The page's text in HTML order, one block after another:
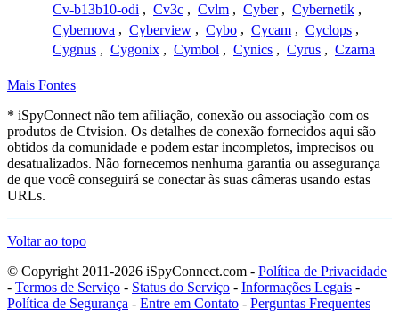
Cv-b13b10-odi , Cv3c , Cvlm , Cyber , Cybernetik ,
Cybernova , Cyberview , Cybo , Cycam , Cyclops ,
Cygnus , Cygonix , Cymbol , Cynics , Cyrus , Czarna
Mais Fontes
* iSpyConnect não tem afiliação, conexão ou associação com os
produtos de Ctvision. Os detalhes de conexão fornecidos aqui são
obtidos da comunidade e podem estar incompletos, imprecisos ou
desatualizados. Não fornecemos nenhuma garantia ou assegurança
de que você conseguirá se conectar às suas câmeras usando estas
URLs.
Voltar ao topo
© Copyright 2011-2026 iSpyConnect.com - Política de Privacidade
- Termos de Serviço - Status do Serviço - Informações Legais -
Política de Segurança - Entre em Contato - Perguntas Frequentes